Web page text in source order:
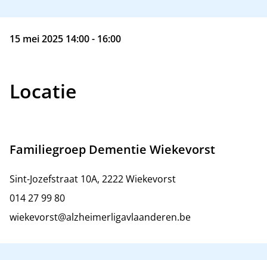
15 mei 2025 14:00 - 16:00
Locatie
Familiegroep Dementie Wiekevorst
Sint-Jozefstraat 10A, 2222 Wiekevorst
014 27 99 80
wiekevorst@alzheimerligavlaanderen.be